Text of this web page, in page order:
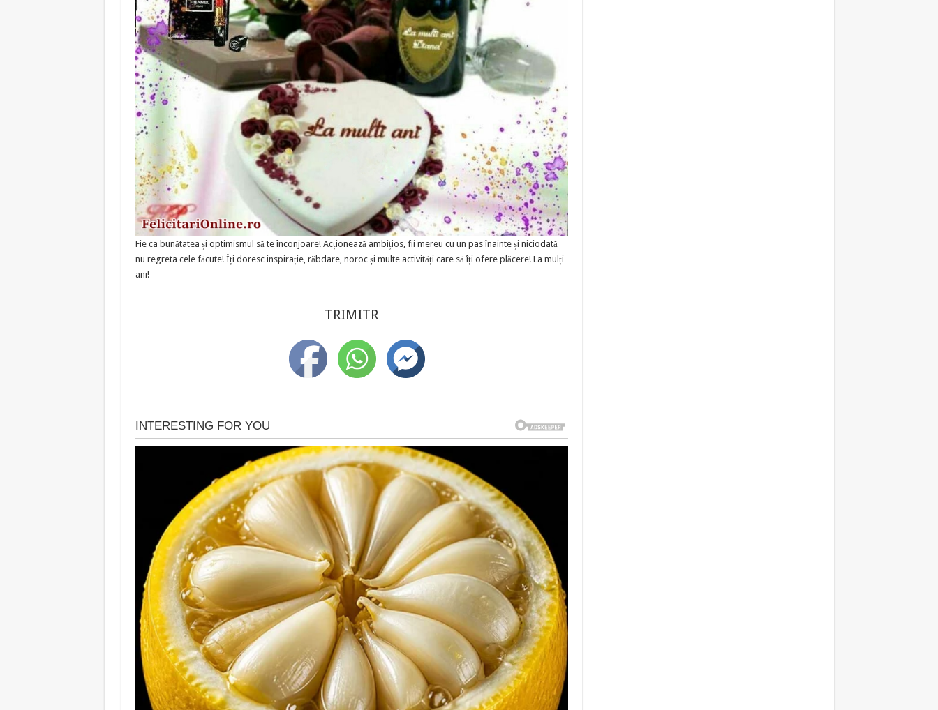
Fie ca bunătatea și optimismul să te înconjoare! Acționează ambițios, fii mereu cu un pas înainte și niciodată
nu regreta cele făcute! Îți doresc inspirație, răbdare, noroc și multe activități care să îți ofere plăcere! La mulți
ani!
TRIMITR